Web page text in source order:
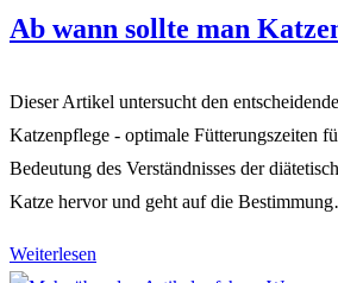
Ab wann sollte man
Dieser Artikel untersucht den
Katzenpflege - optimale Fütterungszeiten
Bedeutung des Verständnisses der
Katze hervor und geht auf die
Weiterlesen